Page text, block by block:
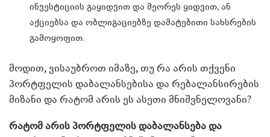
ინვესტიციის გაყიდვით და მეორეს ყიდვით, ან
აქციებსა და ობლიგაციებზე დამატებითი სახსრების
გამოყოფით.
მოდით, ვისაუბროთ იმაზე, თუ რა არის თქვენი
პორტფელის დაბალანსებისა და რებალანსირების
მიზანი და რატომ არის ეს ასეთი მნიშვნელოვანი?
რატომ არის პორტფელის დაბალანსება და